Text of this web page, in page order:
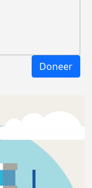
Doneer